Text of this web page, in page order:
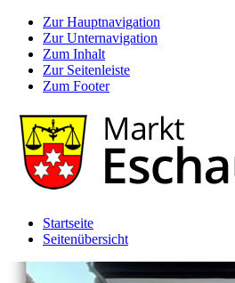
Zur Hauptnavigation
Zur Unternavigation
Zum Inhalt
Zur Seitenleiste
Zum Footer
Startseite
Seitenübersicht